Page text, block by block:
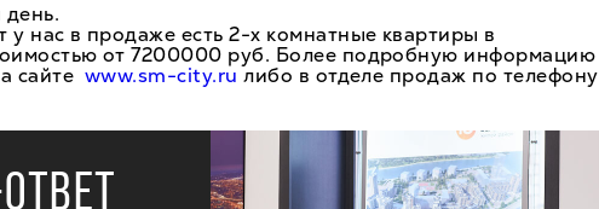
нас в продаже есть 2-х комнатные квартиры в
от 7200000 руб. Более подробную информацию
сайте www.sm-city.ru либо в отделе продаж по телефону